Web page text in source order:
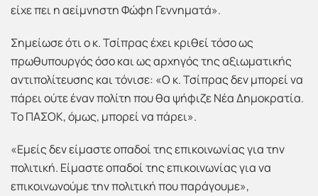
είχε πει η αείμνηστη Φώφη Γεννηματά».
Σημείωσε ότι ο κ. Τσίπρας έχει κριθεί τόσο ως
πρωθυπουργός όσο και ως αρχηγός της αξιωματικής
αντιπολίτευσης και τόνισε: «Ο κ. Τσίπρας δεν μπορεί να
πάρει ούτε έναν πολίτη που θα ψήφιζε Νέα Δημοκρατία.
Το ΠΑΣΟΚ, όμως, μπορεί να πάρει».
«Εμείς δεν είμαστε οπαδοί της επικοινωνίας για την
πολιτική. Είμαστε οπαδοί της επικοινωνίας για να
επικοινωνούμε την πολιτική που παράγουμε»,